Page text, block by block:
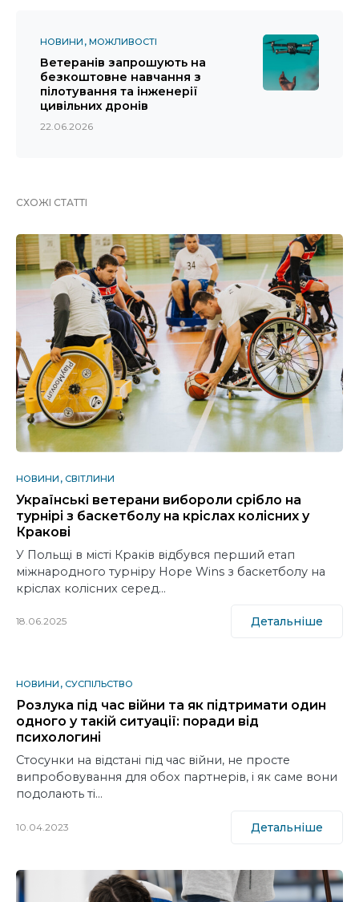
НОВИНИ МОЖЛИВОСТІ
Ветеранів запрошують на
безкоштовне навчання з
пілотування та інженерії
цивільних дронів
22.06.2026
СХОЖІ СТАТТІ
НОВИНИ СВІТЛИНИ
Українські ветерани вибороли срібло на
турнірі з баскетболу на кріслах колісних у
Кракові
У Польщі в місті Краків відбувся перший етап
міжнародного турніру Hope Wins з баскетболу на
кріслах колісних серед…
18.06.2025 Детальніше
НОВИНИ СУСПІЛЬСТВО
Розлука під час війни та як підтримати один
одного у такій ситуації: поради від
психологині
Стосунки на відстані під час війни, не просте
випробовування для обох партнерів, і як саме вони
подолають ті…
10.04.2023 Детальніше